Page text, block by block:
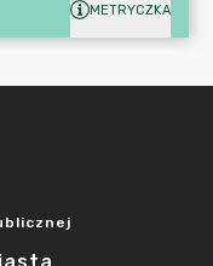
METRYCZKA